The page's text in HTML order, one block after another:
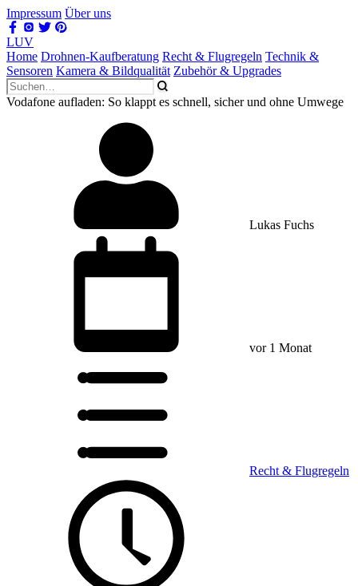
Impressum Über uns
LUV
Home Drohnen-Kaufberatung Recht & Flugregeln Technik &
Sensoren Kamera & Bildqualität Zubehör & Upgrades
Vodafone aufladen: So klappt es schnell, sicher und ohne Umwege
Lukas Fuchs
vor 1 Monat
Recht & Flugregeln